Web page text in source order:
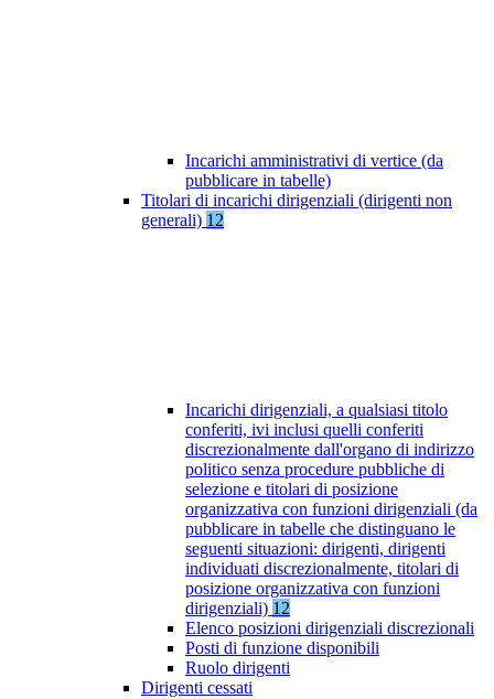
Incarichi amministrativi di vertice (da
pubblicare in tabelle)
Titolari di incarichi dirigenziali (dirigenti non
generali) 12
Incarichi dirigenziali, a qualsiasi titolo
conferiti, ivi inclusi quelli conferiti
discrezionalmente dall'organo di indirizzo
politico senza procedure pubbliche di
selezione e titolari di posizione
organizzativa con funzioni dirigenziali (da
pubblicare in tabelle che distinguano le
seguenti situazioni: dirigenti, dirigenti
individuati discrezionalmente, titolari di
posizione organizzativa con funzioni
dirigenziali) 12
Elenco posizioni dirigenziali discrezionali
Posti di funzione disponibili
Ruolo dirigenti
Dirigenti cessati